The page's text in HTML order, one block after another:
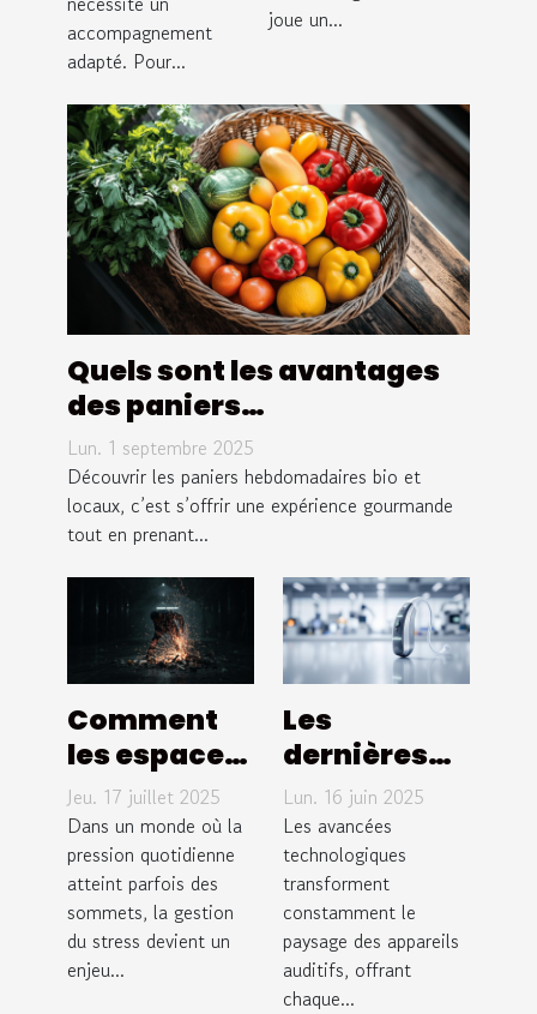
accompagnement
adapté. Pour...
joue un...
Quels sont les avantages
des paniers
hebdomadaires bio et
locaux ?
Lun. 1 septembre 2025
Découvrir les paniers hebdomadaires bio et
locaux, c’est s’offrir une expérience gourmande
tout en prenant...
Comment
les espaces
de rage
peuvent
transformer
la gestion
du stress ?
Jeu. 17 juillet 2025
Dans un monde où la
pression quotidienne
atteint parfois des
sommets, la gestion
du stress devient un
enjeu...
Les
dernières
avancées
en appareils
auditifs
pour 2025
Lun. 16 juin 2025
Les avancées
technologiques
transforment
constamment le
paysage des appareils
auditifs, offrant
chaque...